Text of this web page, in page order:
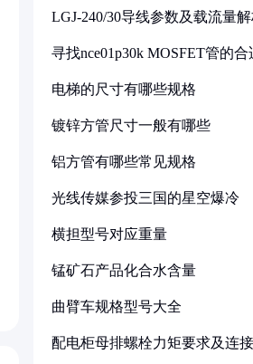
LGJ-240/30导线参数及载流量
寻找nce01p30k MOSFET管的合
电梯的尺寸有哪些规格
镀锌方管尺寸一般有哪些
铝方管有哪些常见规格
光线传媒参投三国的星空爆冷
横担型号对应重量
锰矿石产品化合水含量
曲臂车规格型号大全
配电柜母排螺栓力矩要求及连